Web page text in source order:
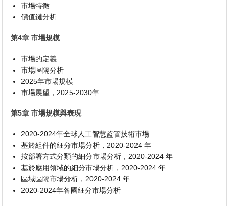
市場特徵
價值鏈分析
第4章 市場規模
市場的定義
市場區隔分析
2025年市場規模
市場展望，2025-2030年
第5章 市場規模與表現
2020-2024年全球人工智慧監管技術市場
基於組件的細分市場分析，2020-2024 年
按部署方式分類的細分市場分析，2020-2024 年
基於應用領域的細分市場分析，2020-2024 年
區域區隔市場分析，2020-2024 年
2020-2024年各國細分市場分析